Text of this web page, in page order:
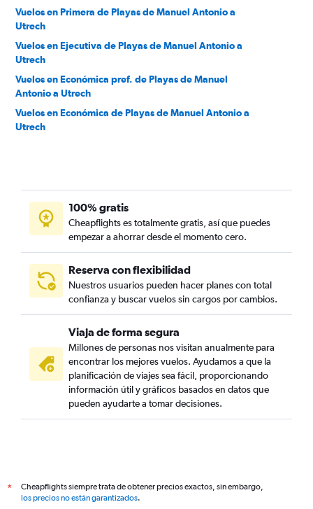
Vuelos en Primera de Playas de Manuel Antonio a
Utrech
Vuelos en Ejecutiva de Playas de Manuel Antonio a
Utrech
Vuelos en Económica pref. de Playas de Manuel
Antonio a Utrech
Vuelos en Económica de Playas de Manuel Antonio a
Utrech
100% gratis
Cheapflights es totalmente gratis, así que puedes
empezar a ahorrar desde el momento cero.
Reserva con flexibilidad
Nuestros usuarios pueden hacer planes con total
confianza y buscar vuelos sin cargos por cambios.
Viaja de forma segura
Millones de personas nos visitan anualmente para
encontrar los mejores vuelos. Ayudamos a que la
planificación de viajes sea fácil, proporcionando
información útil y gráficos basados en datos que
pueden ayudarte a tomar decisiones.
*
Cheapflights siempre trata de obtener precios exactos, sin embargo,
los precios no están garantizados.